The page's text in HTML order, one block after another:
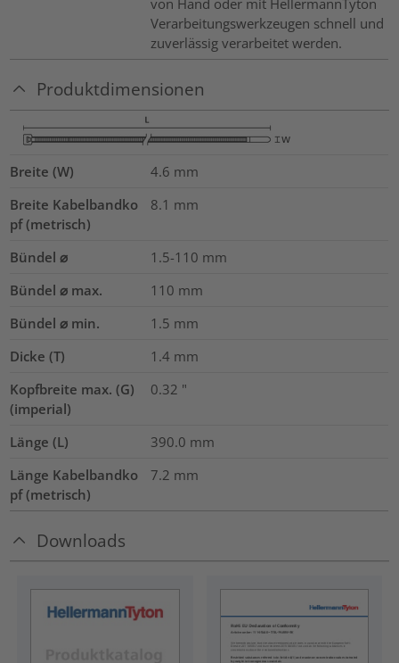
von Hand oder mit HellermannTyton
Verarbeitungswerkzeugen schnell und
zuverlässig verarbeitet werden.
Produktdimensionen
Breite (W) 4.6 mm
Breite Kabelbandko
pf (metrisch)
8.1 mm
Bündel ⌀ 1.5-110 mm
Bündel ⌀ max.
110 mm
Bündel ⌀ min.
1.5 mm
Dicke (T)
1.4 mm
Kopfbreite max. (G)
(imperial)
0.32 "
Länge (L) 390.0 mm
Länge Kabelbandko
pf (metrisch)
7.2 mm
Downloads